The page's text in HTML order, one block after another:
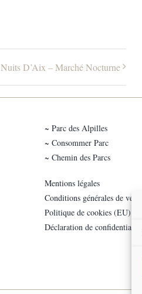
Nuits D’Aix – Marché Nocturne
~ Parc des Alpilles
~ Consommer Parc
~ Chemin des Parcs
Mentions légales
Conditions générales de vente
Politique de cookies (EU)
Déclaration de confidentialité